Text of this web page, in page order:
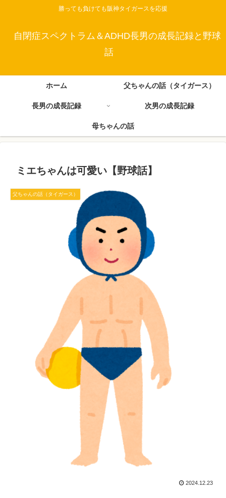
勝っても負けても阪神タイガースを応援
自閉症スペクトラム＆ADHD長男の成長記録と野球
話
ホーム 父ちゃんの話（タイガース）
長男の成長記録 次男の成長記録
母ちゃんの話
ミエちゃんは可愛い【野球話】
父ちゃんの話（タイガース）
2024.12.23